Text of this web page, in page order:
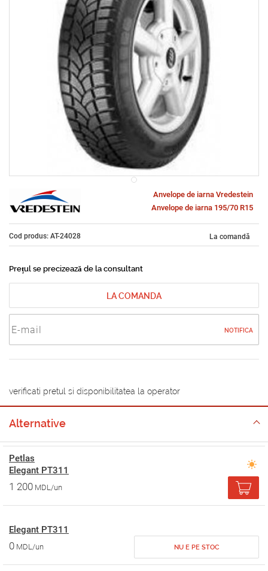
Anvelope de iarna Vredestein
Anvelope de iarna 195/70 R15
Cod produs: AT-24028 La comandă
Prețul se precizează de la consultant
LA COMANDA
NOTIFICA
verificati pretul si disponibilitatea la operator
Alternative
Petlas
Elegant PT311
1 200 MDL/un
Elegant PT311
0 MDL/un NU E PE STOC